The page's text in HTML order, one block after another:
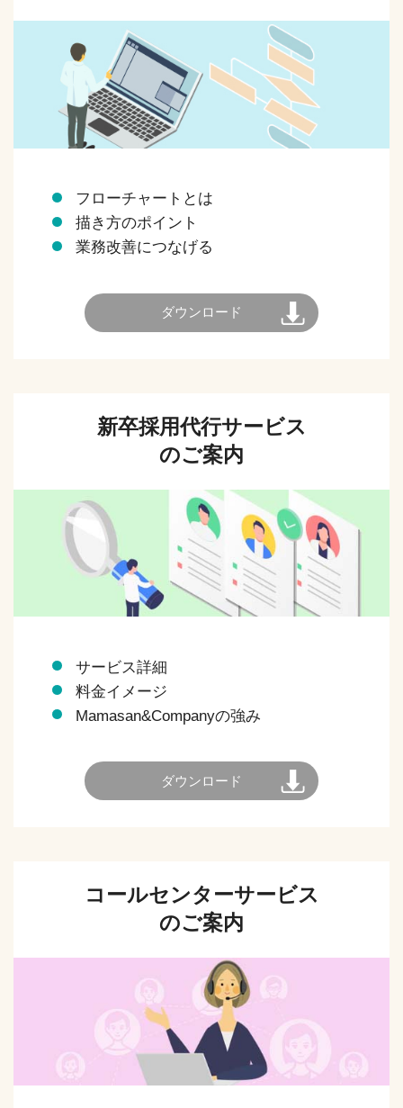
フローチャートとは
描き方のポイント
業務改善につなげる
ダウンロード
新卒採用代行サービス
のご案内
サービス詳細
料金イメージ
Mamasan&Companyの強み
ダウンロード
コールセンターサービス
のご案内